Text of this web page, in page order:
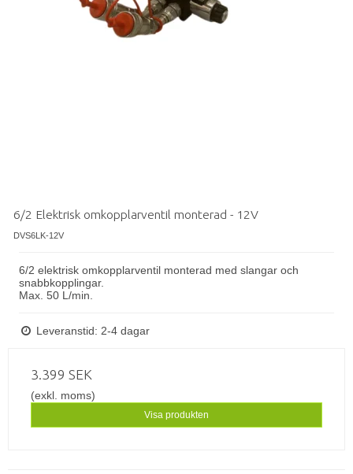
6/2 Elektrisk omkopplarventil monterad - 12V
DVS6LK-12V
6/2 elektrisk omkopplarventil monterad med slangar och
snabbkopplingar.
Max. 50 L/min.
Leveranstid: 2-4 dagar
3.399 SEK
(exkl. moms)
Visa produkten